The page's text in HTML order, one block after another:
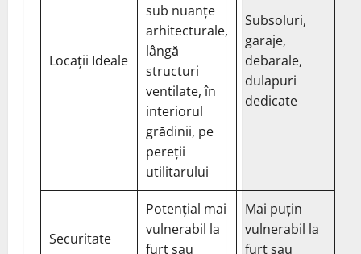
Locații Ideale
sub nuanțe
arhitecturale,
lângă
structuri
ventilate, în
interiorul
grădinii, pe
pereții
utilitarului
Subsoluri,
garaje,
debarale,
dulapuri
dedicate
Securitate
Potenţial mai
vulnerabil la
furt sau
Mai puțin
vulnerabil la
furt sau